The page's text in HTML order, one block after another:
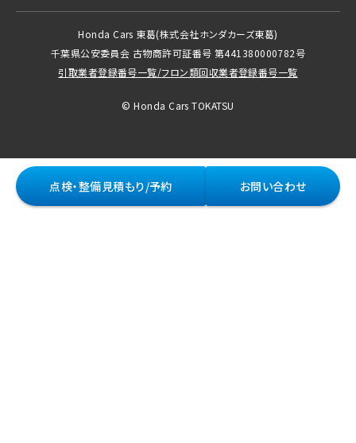
Honda Cars 東葛(株式会社ホンダカーズ東葛)
千葉県公安委員会 古物商許可証番号 第441380000782号
引取業者登録番号一覧/フロン類回収業者登録番号一覧
© Honda Cars TOKATSU
点検・整備見積もり/予約 お問い合わせ